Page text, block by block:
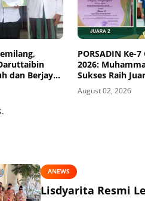
dan Berjaya
PORSADIN Ke-
2026:
Sukses Raih
Putra Wustho
August 02, 2026
ANEWS
Lisdyarita Resmi